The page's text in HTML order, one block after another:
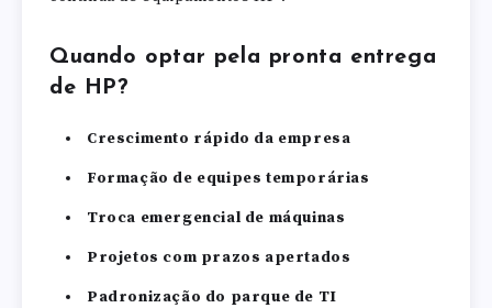
Quando optar pela pronta entrega
de HP?
Crescimento rápido da empresa
Formação de equipes temporárias
Troca emergencial de máquinas
Projetos com prazos apertados
Padronização do parque de TI